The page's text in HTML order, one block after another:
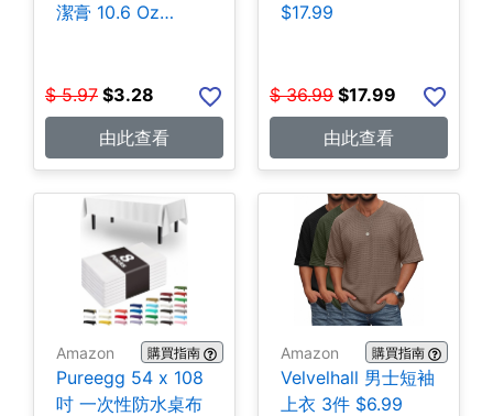
潔膏 10.6 Oz
$ 5.97 $3.28
由此查看
$17.99
$ 36.99 $17.99
由此查看
Amazon 購買指南
Pureegg 54 x 108
吋 一次性防水桌布
Amazon 購買指南
Velvelhall 男士短袖
上衣 3件 $6.99